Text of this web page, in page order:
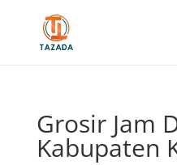
Grosir Jam
Kabupaten